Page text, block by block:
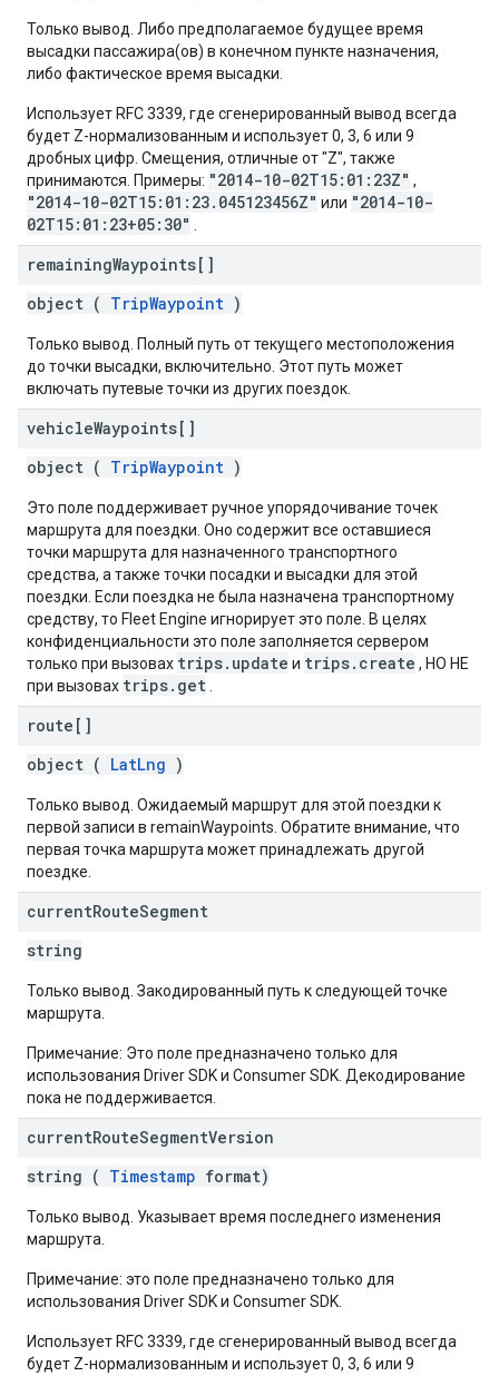
Только вывод. Либо предполагаемое будущее время
высадки пассажира(ов) в конечном пункте назначения,
либо фактическое время высадки.
Использует RFC 3339, где сгенерированный вывод всегда
будет Z-нормализованным и использует 0, 3, 6 или 9
дробных цифр. Смещения, отличные от "Z", также
принимаются. Примеры: "2014-10-02T15:01:23Z" ,
"2014-10-02T15:01:23.045123456Z" или "2014-10-
02T15:01:23+05:30"
remainingWaypoints[]
object ( TripWaypoint )
Только вывод. Полный путь от текущего местоположения
до точки высадки, включительно. Этот путь может
включать путевые точки из других поездок.
vehicleWaypoints[]
object ( TripWaypoint )
Это поле поддерживает ручное упорядочивание точек
маршрута для поездки. Оно содержит все оставшиеся
точки маршрута для назначенного транспортного
средства, а также точки посадки и высадки для этой
поездки. Если поездка не была назначена транспортному
средству, то Fleet Engine игнорирует это поле. В целях
конфиденциальности это поле заполняется сервером
только при вызовах trips.update и trips.create , НО НЕ
при вызовах trips.get
route[]
object ( LatLng )
Только вывод. Ожидаемый маршрут для этой поездки к
первой записи в remainWaypoints. Обратите внимание, что
первая точка маршрута может принадлежать другой
поездке.
currentRouteSegment
string
Только вывод. Закодированный путь к следующей точке
маршрута.
Примечание: Это поле предназначено только для
использования Driver SDK и Consumer SDK. Декодирование
пока не поддерживается.
currentRouteSegmentVersion
string ( Timestamp format)
Только вывод. Указывает время последнего изменения
маршрута.
Примечание: это поле предназначено только для
использования Driver SDK и Consumer SDK.
Использует RFC 3339, где сгенерированный вывод всегда
будет Z-нормализованным и использует 0, 3, 6 или 9